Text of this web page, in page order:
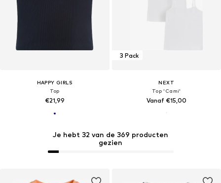
HAPPY GIRLS
Top
€21,99
3 Pack
NEXT
Top 'Cami'
Vanaf €15,00
Je hebt 32 van de 369 producten
gezien